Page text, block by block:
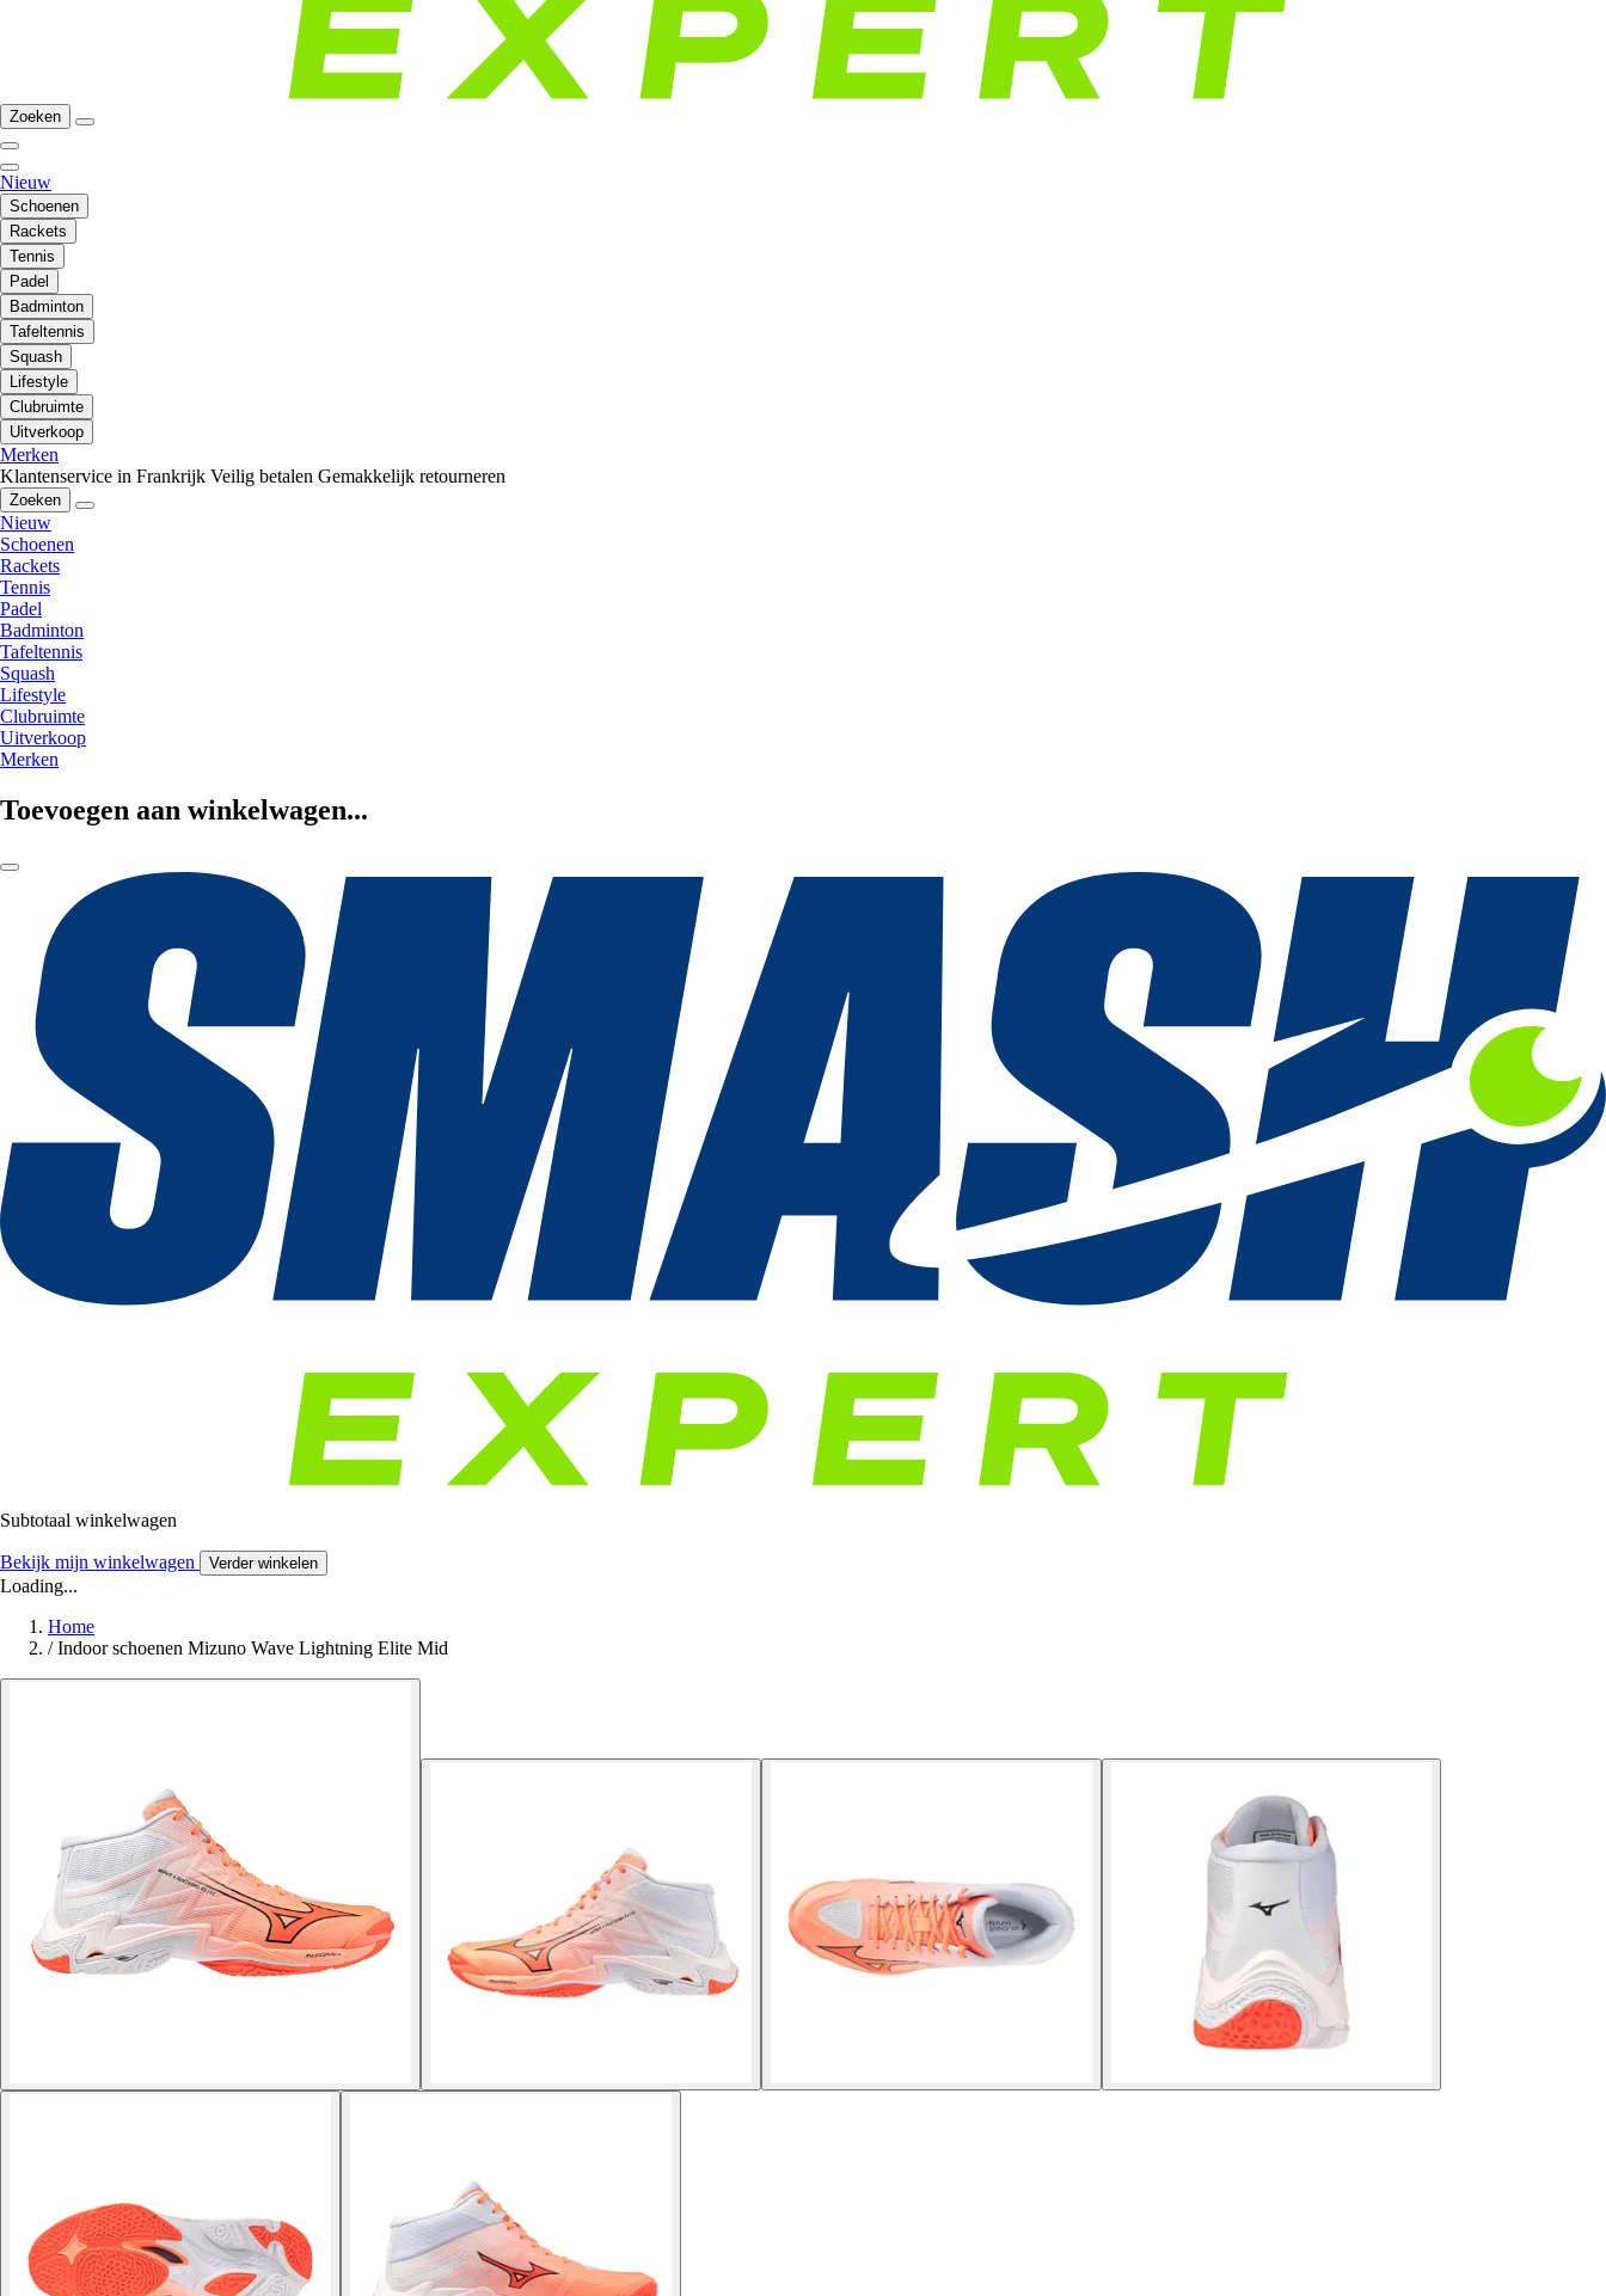
Zoeken
Nieuw
Schoenen
Rackets
Tennis
Padel
Badminton
Tafeltennis
Squash
Lifestyle
Clubruimte
Uitverkoop
Merken
Klantenservice in Frankrijk Veilig betalen Gemakkelijk retourneren
Zoeken
Nieuw
Schoenen
Rackets
Tennis
Padel
Badminton
Tafeltennis
Squash
Lifestyle
Clubruimte
Uitverkoop
Merken
Toevoegen aan winkelwagen...
Subtotaal winkelwagen
Bekijk mijn winkelwagen Verder winkelen
Loading...
Home
/ Indoor schoenen Mizuno Wave Lightning Elite Mid